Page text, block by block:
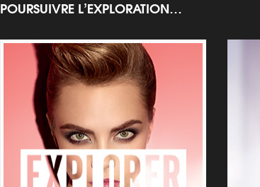
POURSUIVRE L’EXPLORATION…